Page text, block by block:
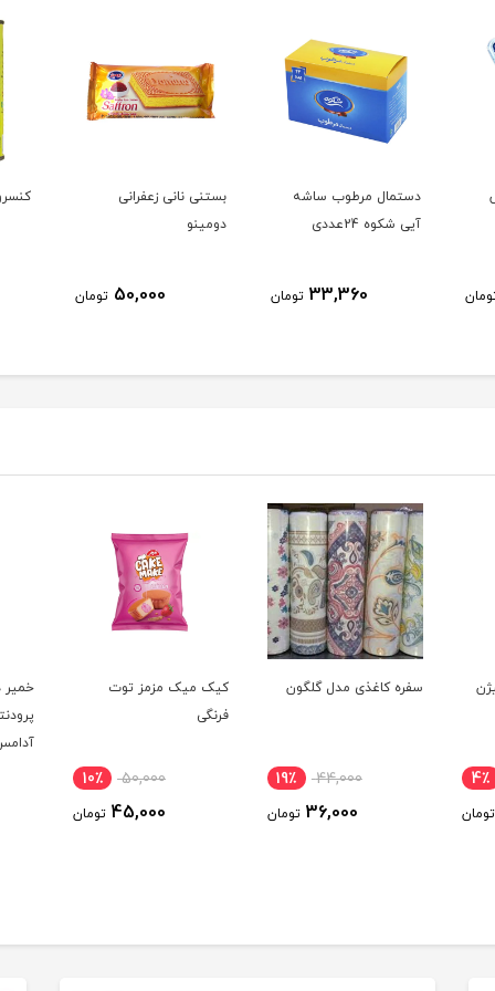
دستمال مرطوب ساشه
آیی شکوه 24عددی
33,360 تومان
بستنی نانی زعفرانی
دومینو
50,000 تومان
4٪
تومان
سفره کاغذی مدل گلگون
44,000 19٪
36,000 تومان
کیک میک مزمز توت
فرنگی
50,000 10٪
45,000 تومان
خمیر